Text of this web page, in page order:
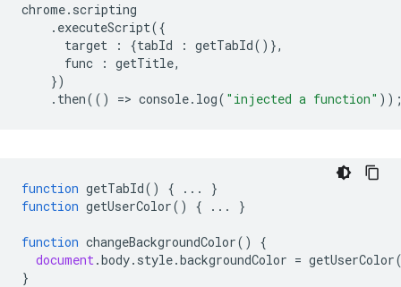
chrome. scripting
. executeScript({
target
: {tabId : getTabId()},
func
: getTitle,
})
. then(() => console. log( "injected a function"
function getTabId() { ...
}
function getUserColor() { ... }
function changeBackgroundColor()
{
document.body. style.backgroundColor = getUserColor
}